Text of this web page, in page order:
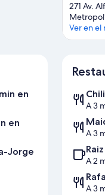
271 Av.
Ver en el
en
en
Jorge
A 3
A 3
A 2
A 3